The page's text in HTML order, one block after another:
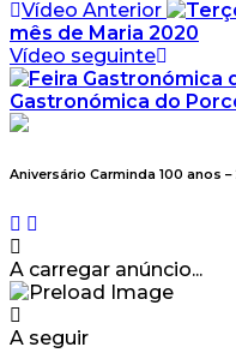
Vídeo Anterior
mês de Maria 2020
Vídeo seguinte
Gastronómica do
Aniversário Carminda 100 anos
A carregar anúncio...
A seguir